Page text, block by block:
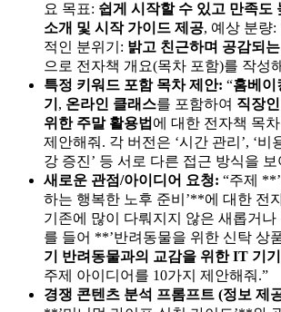
요 목표: 쉽게 시작할 수 있고 만족도
소개 및 시작 가이드 제공, 예상 분량:
적인 분위기: 밝고 친근하며 공감되
으로 전자책 개요(목차 포함)를 작성
특정 키워드 포함 목차 제안: “홈베이
기 , 온라인 클래스를 포함하여 직장
위한 주말 활용법 에 대한 전자책 목
제안해줘. 각 버전은 ‘시간 관리’, ‘비
강 증진’ 등 서로 다른 접근 방식을
새로운 관점/아이디어 요청: “주제
하는 행복한 노후 준비’**에 대한 전
기존에 많이 다뤄지지 않은 새롭거나
를 들어 **’반려동물을 위한 신탁 상
기 반려동물과의 교감을 위한 IT 기
주제 아이디어를 10가지 제안해줘.”
경쟁 콘텐츠 분석 프롬프트 (정보 제